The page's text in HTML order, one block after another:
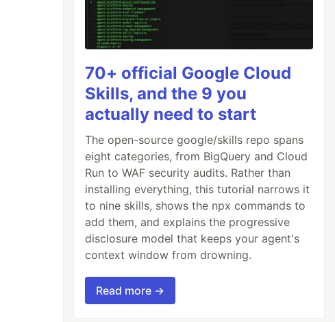
70+ official Google Cloud
Skills, and the 9 you
actually need to start
The open-source google/skills repo spans
eight categories, from BigQuery and Cloud
Run to WAF security audits. Rather than
installing everything, this tutorial narrows it
to nine skills, shows the npx commands to
add them, and explains the progressive
disclosure model that keeps your agent's
context window from drowning.
Read more →